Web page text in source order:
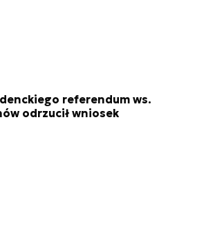
referendum ws.
odrzucił wniosek